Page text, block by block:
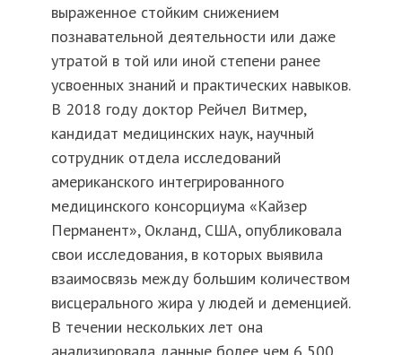
выраженное стойким снижением
познавательной деятельности или даже
утратой в той или иной степени ранее
усвоенных знаний и практических навыков.
В 2018 году доктор Рейчел Витмер,
кандидат медицинских наук, научный
сотрудник отдела исследований
американского интегрированного
медицинского консорциума «Кайзер
Перманент», Окланд, США, опубликовала
свои исследования, в которых выявила
взаимосвязь между большим количеством
висцерального жира у людей и деменцией.
В течении нескольких лет она